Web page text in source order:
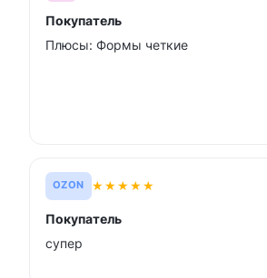
Покупатель
Плюсы: Формы четкие
OZON ★★★★★
Покупатель
супер